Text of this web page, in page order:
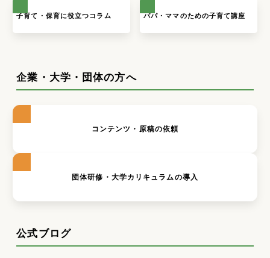
子育て・保育に役立つコラム パパ・ママのための子育て講座
企業・大学・団体の方へ
コンテンツ・原稿の依頼
団体研修・大学カリキュラムの導入
公式ブログ